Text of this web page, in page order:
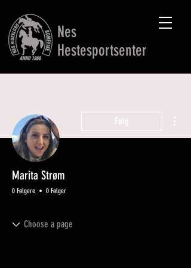
Nes
Hestesportsenter
Følg
Marita Strøm
0 Følgere 0 Følger